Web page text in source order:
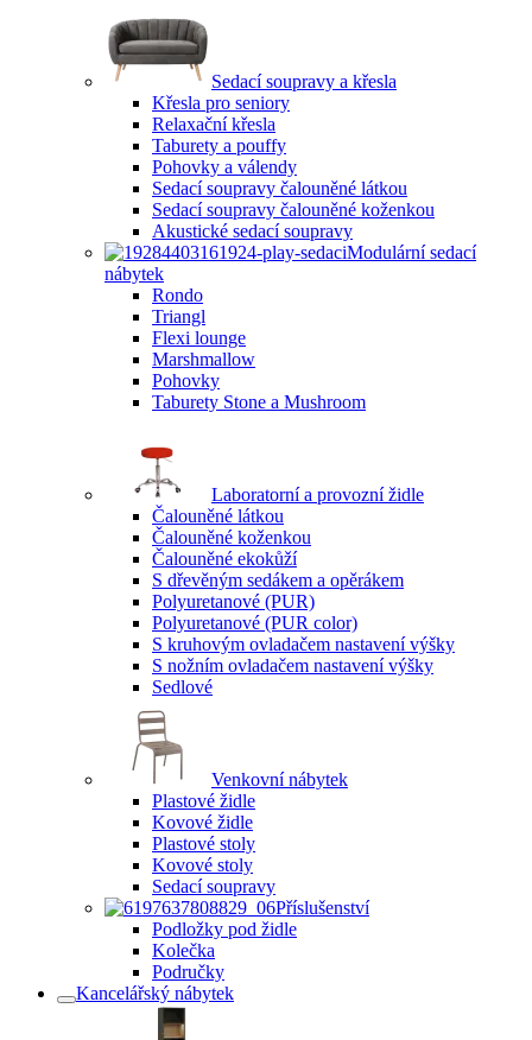
Sedací soupravy a křesla
Křesla pro seniory
Relaxační křesla
Taburety a pouffy
Pohovky a válendy
Sedací soupravy čalouněné látkou
Sedací soupravy čalouněné koženkou
Akustické sedací soupravy
Modulární sedací
nábytek
Rondo
Triangl
Flexi lounge
Marshmallow
Pohovky
Taburety Stone a Mushroom
Laboratorní a provozní židle
Čalouněné látkou
Čalouněné koženkou
Čalouněné ekokůží
S dřevěným sedákem a opěrákem
Polyuretanové (PUR)
Polyuretanové (PUR color)
S kruhovým ovladačem nastavení výšky
S nožním ovladačem nastavení výšky
Sedlové
Venkovní nábytek
Plastové židle
Kovové židle
Plastové stoly
Kovové stoly
Sedací soupravy
Příslušenství
Podložky pod židle
Kolečka
Područky
Kancelářský nábytek